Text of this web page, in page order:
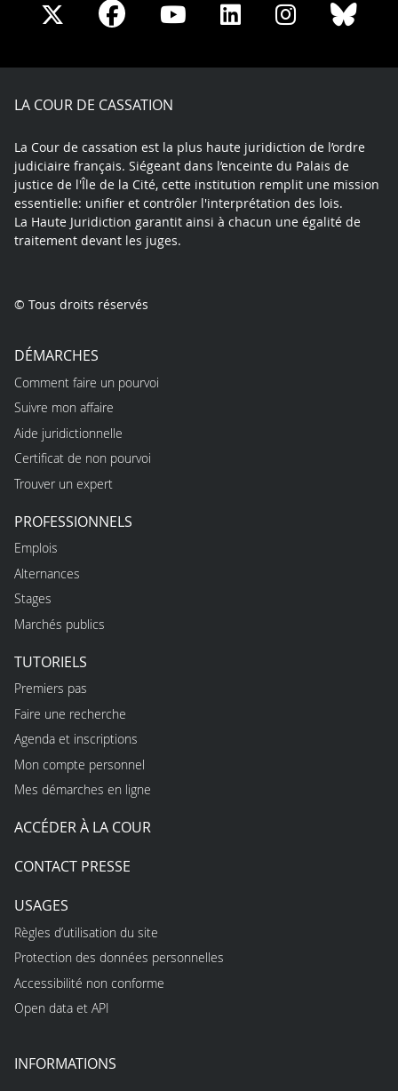
Share
X
Share
Facebook
Share
Youtube
Share
LinkedIn
Share
Instagram
LA COUR DE CASSATION
La Cour de cassation est la plus haute juridiction de l’ordre
judiciaire français. Siégeant dans l’enceinte du Palais de
justice de l'Île de la Cité, cette institution remplit une mission
essentielle: unifier et contrôler l'interprétation des lois.
La Haute Juridiction garantit ainsi à chacun une égalité de
traitement devant les juges.
© Tous droits réservés
DÉMARCHES
Comment faire un pourvoi
Suivre mon affaire
Aide juridictionnelle
Certificat de non pourvoi
Trouver un expert
PROFESSIONNELS
Emplois
Alternances
Stages
Marchés publics
TUTORIELS
Premiers pas
Faire une recherche
Agenda et inscriptions
Mon compte personnel
Mes démarches en ligne
ACCÉDER À LA COUR
CONTACT PRESSE
USAGES
Règles d’utilisation du site
Protection des données personnelles
Accessibilité non conforme
Open data et API
INFORMATIONS